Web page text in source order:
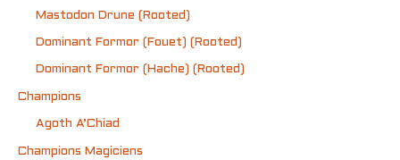
Mastodon Drune (Rooted)
Dominant Formor (Fouet) (Rooted)
Dominant Formor (Hache) (Rooted)
Champions
Agoth A’Chiad
Champions Magiciens